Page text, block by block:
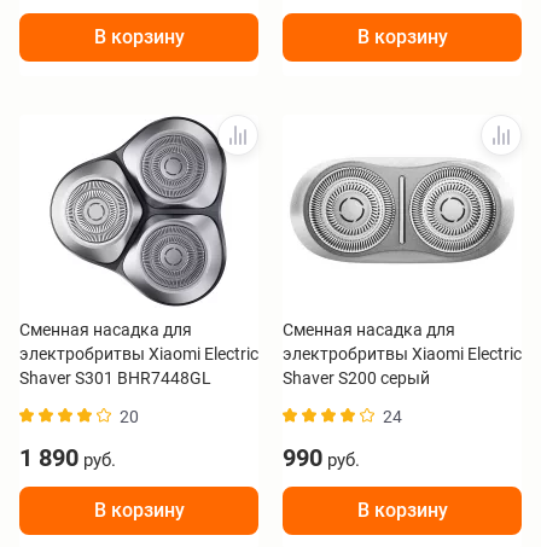
В корзину В корзину
Сменная насадка для
электробритвы Xiaomi Electric
Shaver S301 BHR7448GL
20
1 890 руб.
В корзину
Сменная насадка для
электробритвы Xiaomi Electric
Shaver S200 серый
24
990 руб.
В корзину